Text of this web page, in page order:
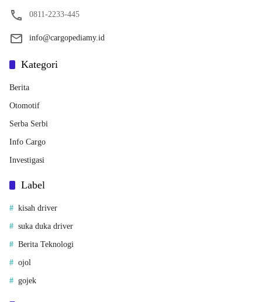
0811-2233-445
info@cargopediamy.id
Kategori
Berita
Otomotif
Serba Serbi
Info Cargo
Investigasi
Label
kisah driver
suka duka driver
Berita Teknologi
ojol
gojek